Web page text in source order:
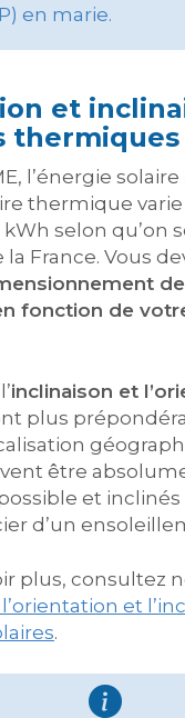
en marie.
et
thermiques
l’énergie
thermique varie
kWh selon qu’on
la France. Vous
fonction de
inclinaison et
plus
être
et inclinés
d’un
plus, consultez
et
.